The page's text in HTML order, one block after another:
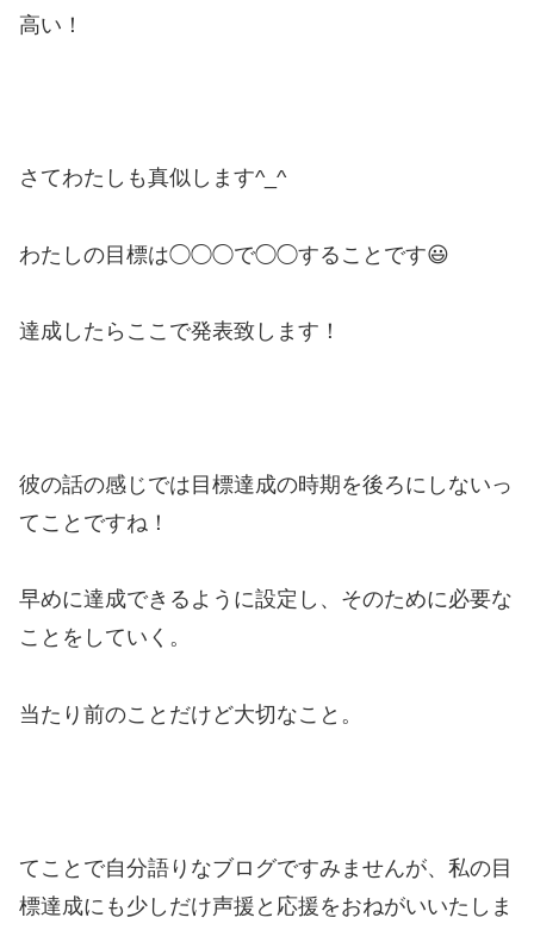
高い！
さてわたしも真似します^_^
わたしの目標は◯◯◯で◯◯することです😃
達成したらここで発表致します！
彼の話の感じでは目標達成の時期を後ろにしないっ
てことですね！
早めに達成できるように設定し、そのために必要な
ことをしていく。
当たり前のことだけど大切なこと。
てことで自分語りなブログですみませんが、私の目
標達成にも少しだけ声援と応援をおねがいいたしま